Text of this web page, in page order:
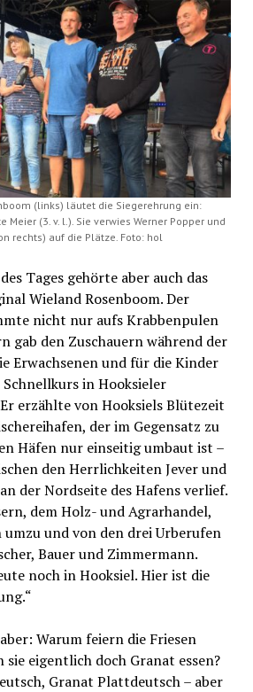
(links) läutet die Siegerehrung ein:
Meier (3. v. l.). Sie verwies Werner Popper und
rechts) auf die Plätze. Foto: hol
Tages gehörte aber auch das
Wieland Rosenboom. Der
nicht nur aufs Krabbenpulen
gab den Zuschauern während der
Erwachsenen und für die Kinder
in Hooksieler
erzählte von Hooksiels Blütezeit
der im Gegensatz zu
Häfen nur einseitig umbaut ist –
den Herrlichkeiten Jever und
der Nordseite des Hafens verlief.
dem Holz- und Agrarhandel,
umzu und von den drei Urberufen
Bauer und Zimmermann.
noch in Hooksiel. Hier ist die
Warum feiern die Friesen
eigentlich doch Granat essen?
Granat Plattdeutsch – aber